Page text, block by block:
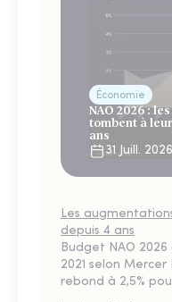
Économie
NAO 2026 :
tombent à
ans
31 Juill. 2026
Les
depuis 4 ans
Budget NAO 2026
2021 selon
rebond à 2,5%